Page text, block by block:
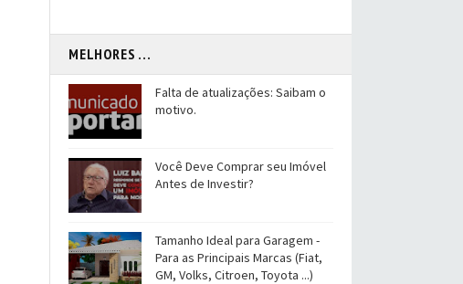
MELHORES ...
Falta de atualizações: Saibam o
motivo.
Você Deve Comprar seu Imóvel
Antes de Investir?
Tamanho Ideal para Garagem -
Para as Principais Marcas (Fiat,
GM, Volks, Citroen, Toyota ...)